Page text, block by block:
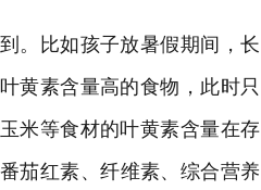
比如孩子放暑假期间，长
黄素含量高的食物，此时只
米等食材的叶黄素含量在存
茄红素、纤维素、综合营养